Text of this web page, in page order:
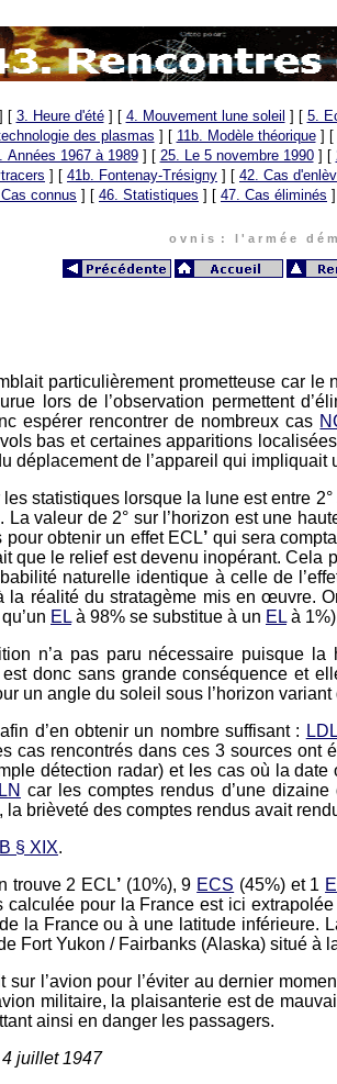
] [ 3. Heure d'été] [ 4. Mouvement lune soleil ] [ 5.
des plasmas ] [ 11b. Modèle théorique] [
Années 1967 à 1989] [ 25. Le 5 novembre 1990] [
] [ 41b. Fontenay-Trésigny ] [ 42. Cas
connus ] [ 46. Statistiques ] [ 47. Cas éliminés ]
o v n i s : l ' a r m é e d é m
particulièrement prometteuse car
lors de l’observation permettent
espérer rencontrer de nombreux cas
bas et certaines apparitions
déplacement de l’appareil qui
statistiques lorsque la lune est entre
valeur de 2° sur l’horizon est une
pour obtenir un effet ECL’ qui sera
que le relief est devenu inopérant. Cela
naturelle identique à celle de
réalité du stratagème mis en œuvre.
EL à 98% se substitue à un EL à
n’a pas paru nécessaire puisque
donc sans grande conséquence et
un angle du soleil sous l’horizon variant
d’en obtenir un nombre suffisant :
cas rencontrés dans ces 3 sources
détection radar) et les cas où la
car les comptes rendus d’une
, la brièveté des comptes rendus avait
§ XIX.
trouve 2 ECL’(10%), 9 ECS (45%) et 1
calculée pour la France est ici
la France ou à une latitude inférieure.
Fort Yukon / Fairbanks (Alaska) situé à
sur l’avion pour l’éviter au dernier
militaire, la plaisanterie est de
ainsi en danger les passagers.
4 juillet 1947